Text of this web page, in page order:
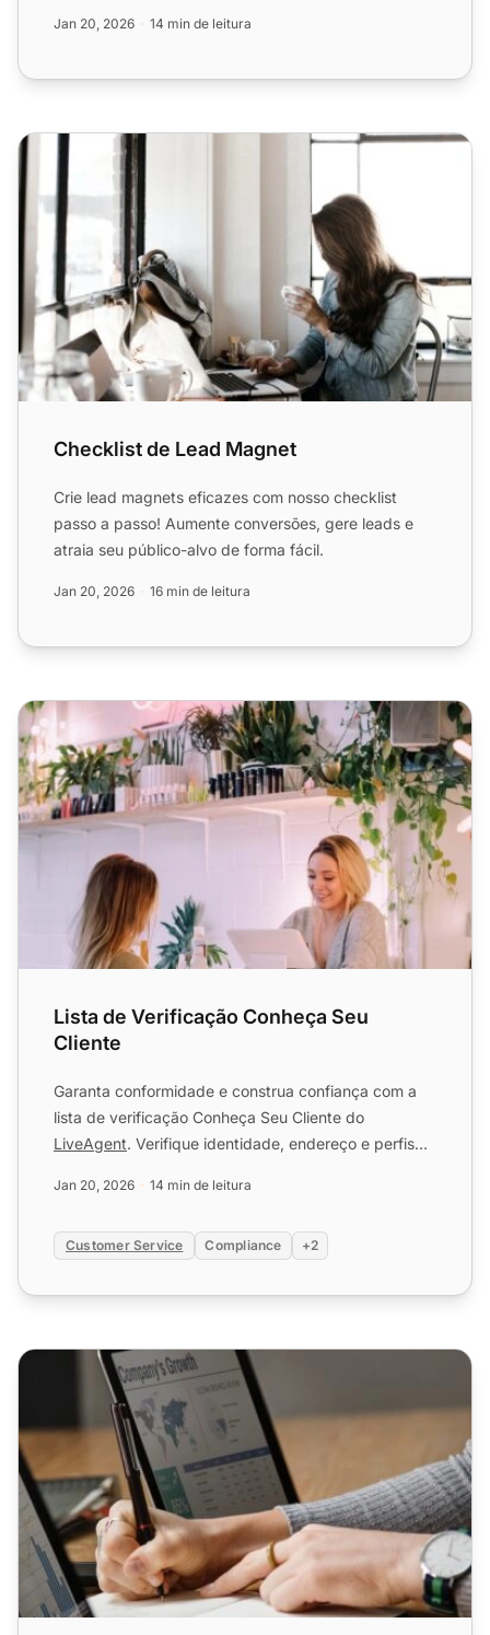
Jan 20, 2026 14 min de leitura
Checklist de Lead Magnet
Checklist de Lead Magnet
Crie lead magnets eficazes com nosso checklist
passo a passo! Aumente conversões, gere leads e
atraia seu público-alvo de forma fácil.
Jan 20, 2026 16 min de leitura
Lista de Verificação Conheça Seu Cliente
Lista de Verificação Conheça Seu
Cliente
Garanta conformidade e construa confiança com a
lista de verificação Conheça Seu Cliente do
LiveAgent. Verifique identidade, endereço e perfis
Jan 20, 2026 14 min de leitura
Customer Service Compliance +2
Lista de verificação de auditoria de help desk de TI